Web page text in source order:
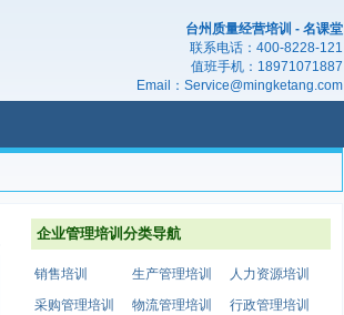
台州质量经营培训 - 名课堂
联系电话： 400-8228-121
值班手机： 18971071887
Email： Service@mingketang.com
企业管理培训分类导航
销售培训 生产管理培训
人力资源培训
采购管理培训
物流管理培训
行政管理培训